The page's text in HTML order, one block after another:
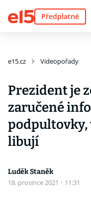
Předplatné
e15.cz Videopořady
Prezident je
zaručené
podpultovky,
libují
Luděk Staněk
18. prosince 2021 · 11:31